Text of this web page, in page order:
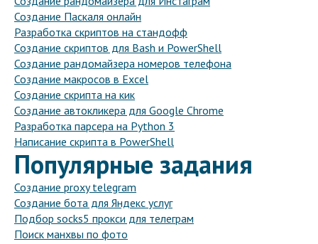
Создание Паскаля онлайн
Разработка скриптов на стандофф
Создание скриптов для Bash и PowerShell
Создание рандомайзера номеров телефона
Создание макросов в Excel
Создание скрипта на кик
Создание автокликера для Google Chrome
Разработка парсера на Python 3
Написание скрипта в PowerShell
Популярные задания
Создание proxy telegram
Создание бота для Яндекс услуг
Подбор socks5 прокси для телеграм
Поиск манхвы по фото